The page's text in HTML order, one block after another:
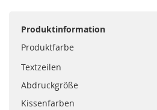
Produktinformation
Produktfarbe
Textzeilen
Abdruckgröße
Kissenfarben